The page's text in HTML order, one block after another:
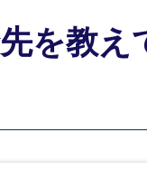
を教え